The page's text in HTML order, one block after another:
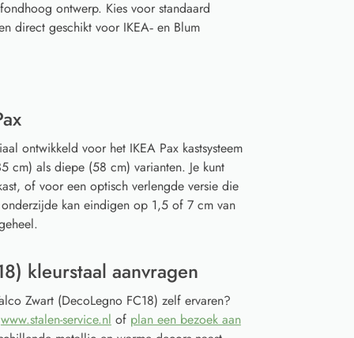
ontwerp. Kies voor standaard
direct geschikt voor IKEA‑ en Blum
ontwikkeld voor het IKEA Pax kastsysteem
cm) als diepe (58 cm) varianten. Je kunt
of voor een optisch verlengde versie die
kan eindigen op 1,5 of 7 cm van
kleurstaal aanvragen
Zwart (DecoLegno FC18) zelf ervaren?
www.stalen-service.nl of plan een bezoek aan